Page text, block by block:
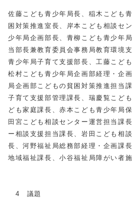
佐藤こども青少年局長、稲木こども
困対策推進室長、岸本こども相談セ
少年局企画部長、青柳こども青少年
当部長兼教育委員会事務局教育環境
青少年局子育て支援部長、工藤こど
松村こども青少年局企画部経理・企
局企画部こどもの貧困対策推進担当
子育て支援部管理課長、瑞慶覧こど
ども家庭課長、赤本こども青少年局
田宮こども相談センター運営担当課
ー相談支援担当課長、岩田こども相
長、河野福祉局総務部経理・企画課
地域福祉課長、小谷福祉局障がい者
4 議題